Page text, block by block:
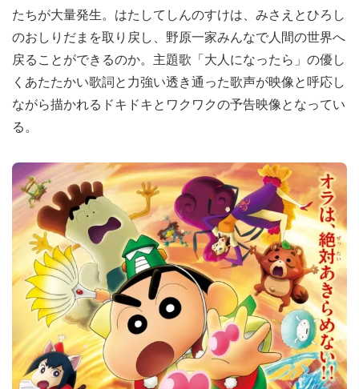
たちが大量発生。はたしてしんのすけは、みさえとひろし
のおしりだまを取り戻し、野原一家みんなで人間の世界へ
戻ることができるのか。主題歌「大人になったら」の優し
くあたたかい歌詞と力強い透き通った歌声が映像と呼応し
ながら描かれるドキドキとワクワクの予告映像となってい
る。